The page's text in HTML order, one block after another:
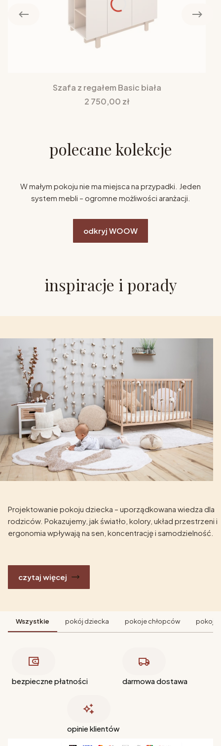
Szafa z regałem Basic biała
Cena
2 750,00 zł
polecane kolekcje
W małym pokoju nie ma miejsca na przypadki. Jeden
system mebli – ogromne możliwości aranżacji.
odkryj WOOW
inspiracje i porady
Projektowanie pokoju dziecka – uporządkowana wiedza dla
rodziców. Pokazujemy, jak światło, kolory, układ przestrzeni i
ergonomia wpływają na sen, koncentrację i samodzielność.
czytaj więcej
Wszystkie pokój dziecka pokoje chłopców pokoje
bezpieczne płatności darmowa dostawa
opinie klientów